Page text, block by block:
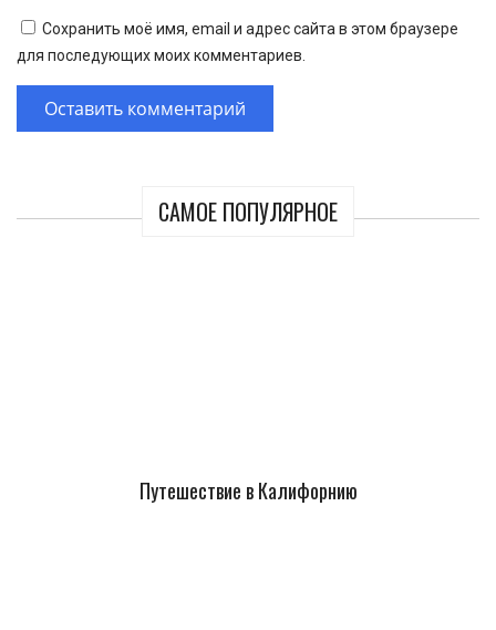
САМОЕ ПОПУЛЯРНОЕ
Путешествие в Калифорнию
Сохранить моё имя, email и адрес сайта в этом браузере
для последующих моих комментариев.